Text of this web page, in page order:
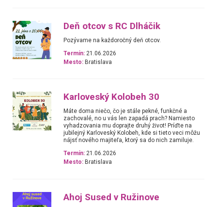
Deň otcov s RC Dlháčik
Pozývame na každoročný deň otcov.
Termín: 21.06.2026
Mesto: Bratislava
Karloveský Kolobeh 30
Máte doma niečo, čo je stále pekné, funkčné a
zachovalé, no u vás len zapadá prach? Namiesto
vyhadzovania mu doprajte druhý život! Príďte na
jubilejný Karloveský Kolobeh, kde si tieto veci môžu
nájsť nového majiteľa, ktorý sa do nich zamiluje.
Termín: 21.06.2026
Mesto: Bratislava
Ahoj Sused v Ružinove